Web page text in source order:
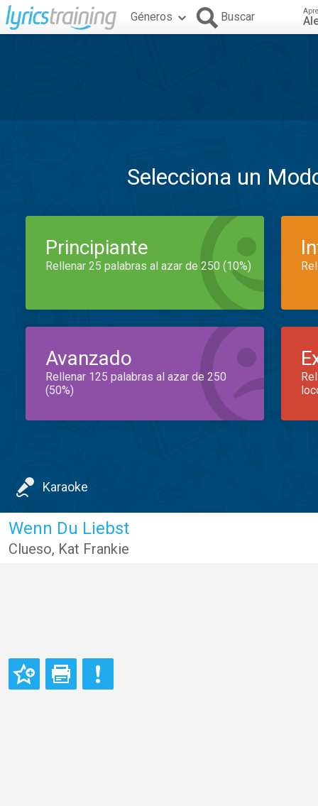
Géneros Buscar
Selecciona un
Principiante
Rellenar 25 palabras al azar de 250 (10%)
Avanzado
Rellenar 125 palabras al azar de 250
(50%)
Karaoke
Wenn Du Liebst
Clueso, Kat Frankie